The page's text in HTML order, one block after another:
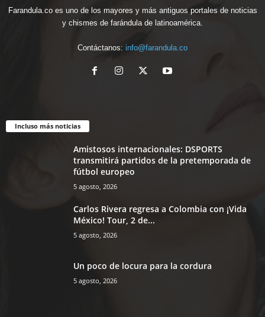
Farandula.co es uno de los mayores y más antiguos portales de noticias
y chismes de farándula de latinoamérica.
Contáctanos: info@farandula.co
Incluso más noticias
Amistosos internacionales: DSPORTS
transmitirá partidos de la pretemporada de
fútbol europeo
5 agosto, 2026
Carlos Rivera regresa a Colombia con ¡Vida
México! Tour, 2 de...
5 agosto, 2026
Un poco de locura para la cordura
5 agosto, 2026